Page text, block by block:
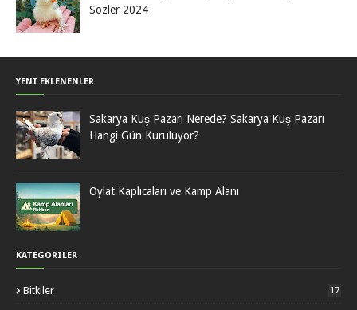
Sözler 2024
YENI EKLENENLER
Sakarya Kuş Pazarı Nerede? Sakarya Kuş Pazarı
Hangi Gün Kuruluyor?
Oylat Kaplıcaları ve Kamp Alanı
KATEGORILER
Bitkiler 17